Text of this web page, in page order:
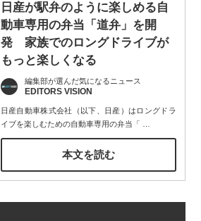
日産が駅弁のように楽しめる自
動車専用の弁当「道弁」を開
発 家族でのロングドライブが
もっと楽しくなる
編集部が選んだ気になるニュース
EDITORS VISION
日産自動車株式会社（以下、日産）はロングドラ
イブを楽しむための自動車専用の弁当「
本文を読む